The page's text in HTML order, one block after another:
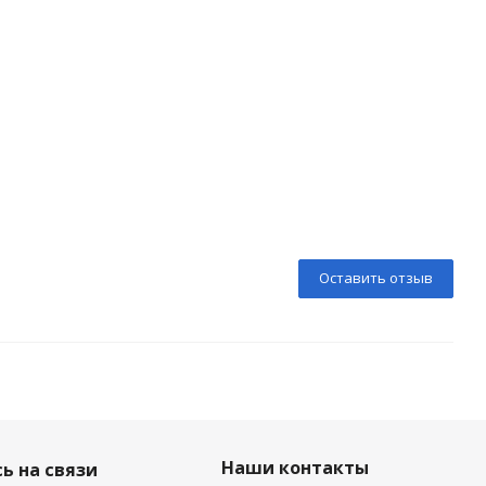
Оставить отзыв
на связи Наши контакты